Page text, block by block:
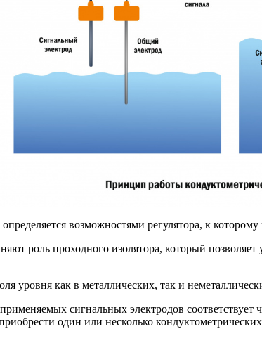
возможностями регулятора, к
роль проходного изолятора, который позволяет
уровня как в металлических, так и
сигнальных электродов
один или несколько